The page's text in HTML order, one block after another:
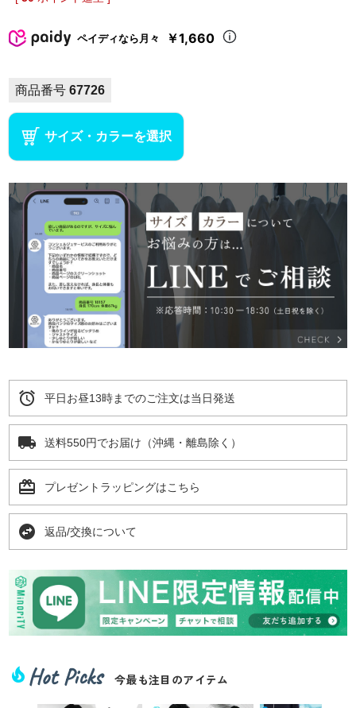
ペイディなら月々 ￥1,660
商品番号 67726
サイズ・カラーを選択
alarm 平日お昼13時までのご注文は当日発送
local_shipping 送料550円でお届け（沖縄・離島除く）
card_giftcard プレゼントラッピングはこちら
swap_horizontal_circle 返品/交換について
local_fire_department Hot Picks 今最も注目のアイテム